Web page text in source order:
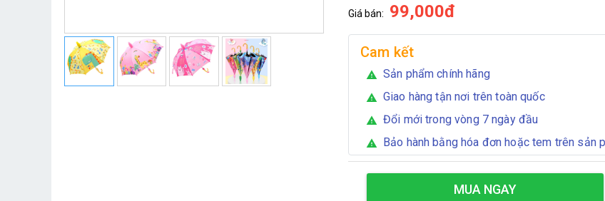
Giá bán: 99,000đ
Cam kết
warning Sản phẩm chính hãng
warning Giao hàng tận nơi trên toàn quốc
warning Đổi mới trong vòng 7 ngày đầu
warning Bảo hành bằng hóa đơn hoặc tem trên sản
MUA NGAY